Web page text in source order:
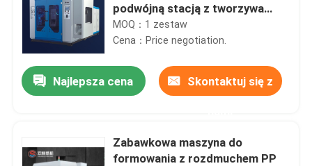
podwójną stacją z tworzywa
sztucznego 10l Wytłaczanie
MOQ：1 zestaw
Cena：Price negotiation.
Najlepsza cena Skontaktuj się z
Zabawkowa maszyna do
formowania z rozdmuchem PP